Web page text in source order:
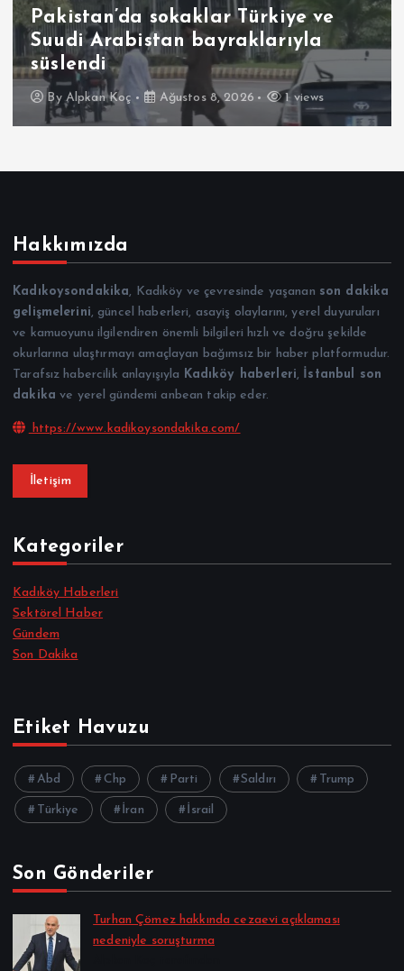
Pakistan’da sokaklar Türkiye ve
Suudi Arabistan bayraklarıyla
süslendi
ByAlpkan Koç Ağustos 8, 2026 1 views
Hakkımızda
Kadıkoysondakika, Kadıköy ve çevresinde yaşanan son dakika
gelişmelerini, güncel haberleri, asayiş olaylarını, yerel duyuruları
ve kamuoyunu ilgilendiren önemli bilgileri hızlı ve doğru şekilde
okurlarına ulaştırmayı amaçlayan bağımsız bir haber platformudur.
Tarafsız habercilik anlayışıyla Kadıköy haberleri,
İstanbul son
dakika ve yerel gündemi anbean takip eder.
https://www.kadikoysondakika.com/
İletişim
Kategoriler
Kadıköy Haberleri
Sektörel Haber
Gündem
Son Dakika
Etiket Havuzu
Abd Chp Parti Saldırı Trump
Türkiye İran İsrail
Son Gönderiler
Turhan Çömez hakkında cezaevi açıklaması
nedeniyle soruşturma